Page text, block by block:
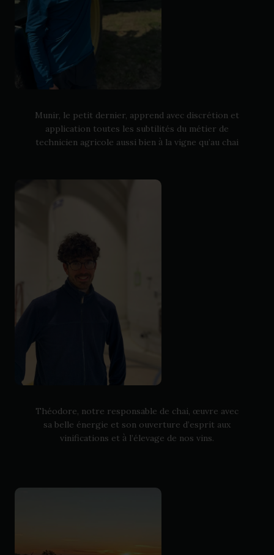
Munir, le petit dernier, apprend avec discrétion et
application toutes les subtilités du métier de
technicien agricole aussi bien àla vigne qu’au chai
Théodore, notre responsable de chai, œuvre avec
sa belle énergie et son ouverture d’esprit aux
vinifications et àl’élevage de nos vins.